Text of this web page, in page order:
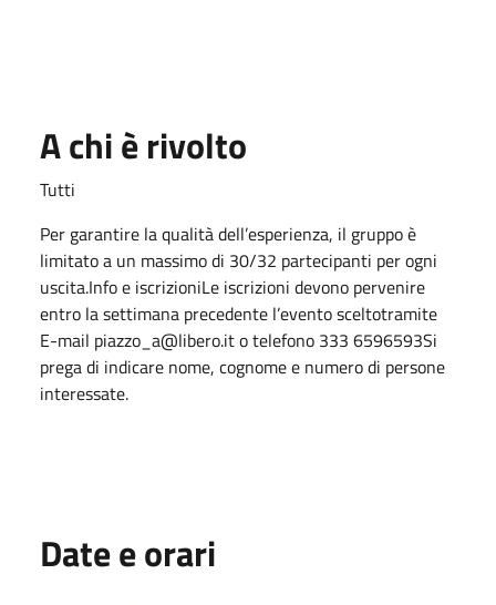
A chi è rivolto
Tutti
Per garantire la qualità dell’esperienza, il gruppo è
limitato a un massimo di 30/32 partecipanti per ogni
uscita.Info e iscrizioniLe iscrizioni devono pervenire
entro la settimana precedente l’evento sceltotramite
E-mail piazzo_a@libero.it o telefono 333 6596593Si
prega di indicare nome, cognome e numero di persone
interessate.
Date e orari